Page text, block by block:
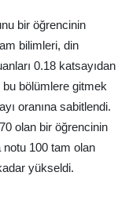
bir öğrencinin
bilimleri, din
0.18 katsayıdan
bu bölümlere gitmek
oranına sabitlendi.
olan bir öğrencinin
100 tam olan
yükseldi.